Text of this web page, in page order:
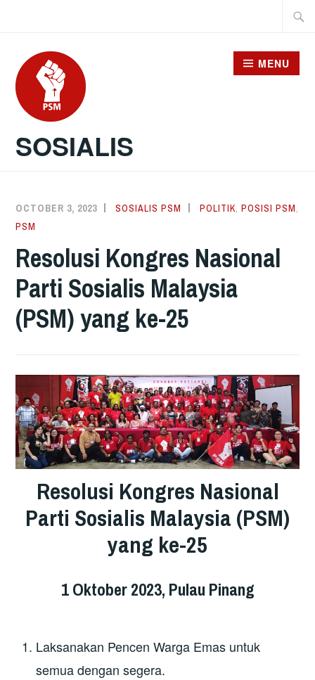
content
SOSIALIS
MENU
OCTOBER 3, 2023 SOSIALIS PSM POLITIK ,POSISI PSM
PSM
Resolusi Kongres Nasional
Parti Sosialis Malaysia
(PSM) yang ke-25
Resolusi Kongres Nasional
Parti Sosialis Malaysia (PSM)
yang ke-25
1 Oktober 2023, Pulau Pinang
Laksanakan Pencen Warga Emas untuk
semua dengan segera.